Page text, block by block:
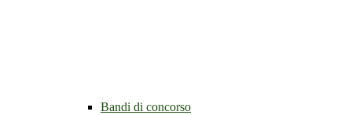
Bandi di concorso